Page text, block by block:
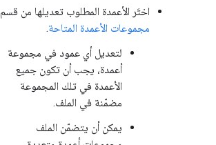
اختَر الأعمدة المطلوب تعديلها من قسم
مجموعات الأعمدة المتاحة.
لتعديل أي عمود في مجموعة
أعمدة، يجب أن تكون جميع
الأعمدة في تلك المجموعة
مضمّنة في الملف.
يمكن أن يتضمّن الملف